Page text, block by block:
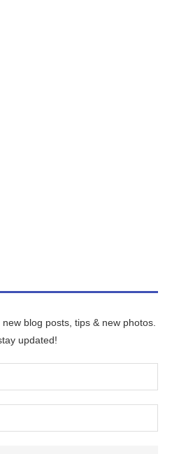
blog posts, tips & new photos.
updated!